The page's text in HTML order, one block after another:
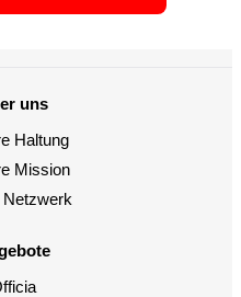
uns
Haltung
Mission